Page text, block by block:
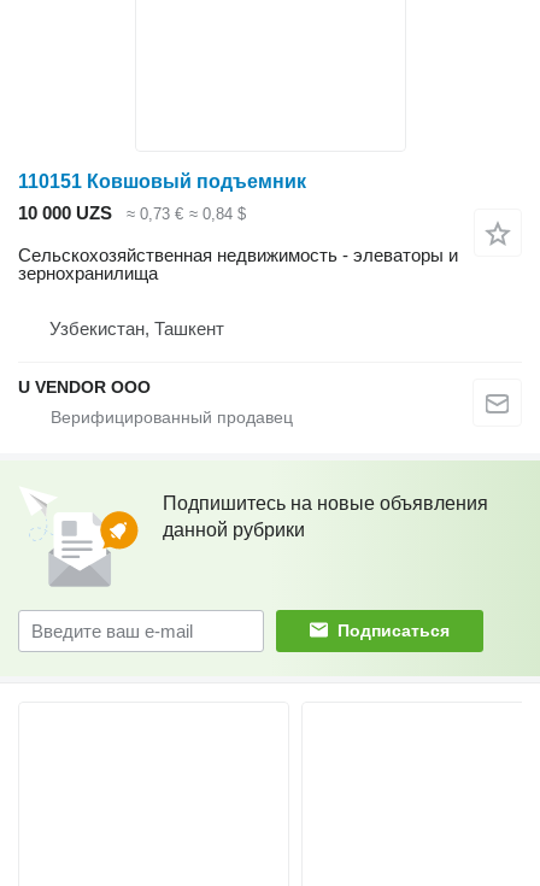
110151 Ковшовый подъемник
10 000 UZS
≈ 0,73 € ≈ 0,84 $
Сельскохозяйственная недвижимость - элеваторы и
зернохранилища
Узбекистан, Ташкент
U VENDOR OOO
Подпишитесь на новые объявления
данной рубрики
Подписаться